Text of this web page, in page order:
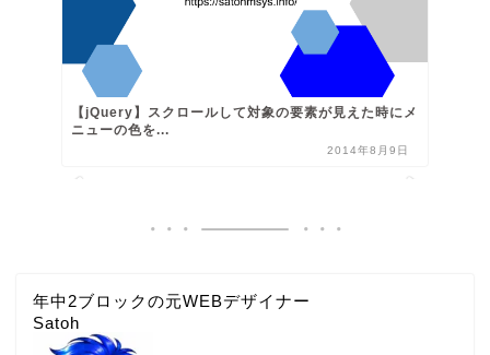
【jQuery】スクロールして対象の要素が見えた時にメ
ニューの色を...
2014年8月9日
年中2ブロックの元WEBデザイナー
Satoh